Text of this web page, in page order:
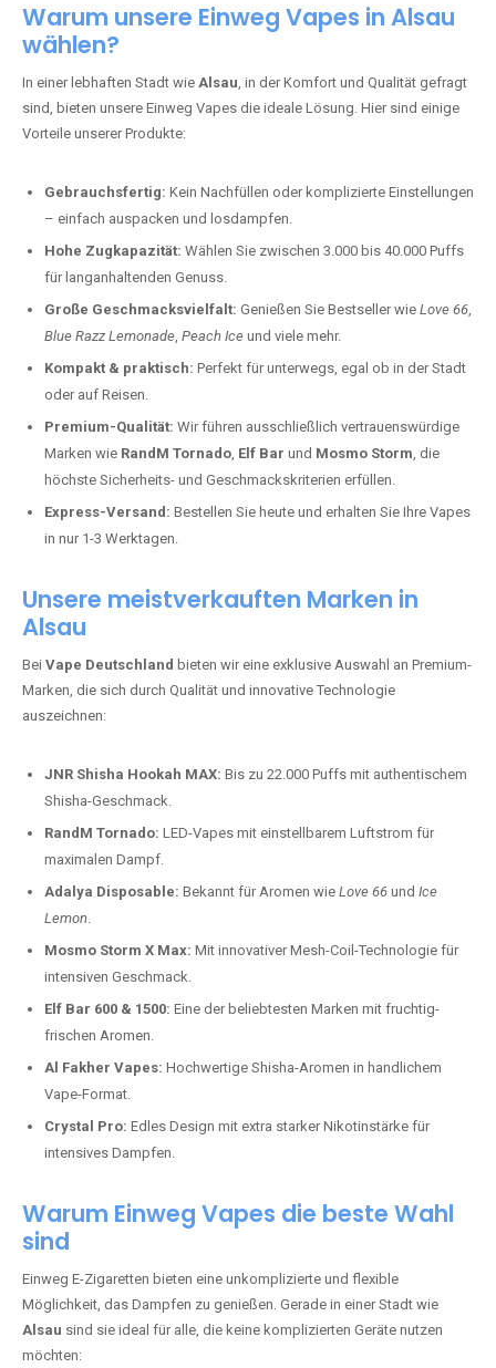
Warum unsere Einweg Vapes in Alsau
wählen?
In einer lebhaften Stadt wie Alsau, in der Komfort und Qualität gefragt
sind, bieten unsere Einweg Vapes die ideale Lösung. Hier sind einige
Vorteile unserer Produkte:
Gebrauchsfertig: Kein Nachfüllen oder komplizierte Einstellungen
– einfach auspacken und losdampfen.
Hohe Zugkapazität: Wählen Sie zwischen 3.000 bis 40.000 Puffs
für langanhaltenden Genuss.
Große Geschmacksvielfalt: Genießen Sie Bestseller wie Love 66,
Blue Razz Lemonade, Peach Ice und viele mehr.
Kompakt & praktisch: Perfekt für unterwegs, egal ob in der Stadt
oder auf Reisen.
Premium-Qualität: Wir führen ausschließlich vertrauenswürdige
Marken wie RandM Tornado, Elf Bar und Mosmo Storm, die
höchste Sicherheits- und Geschmackskriterien erfüllen.
Express-Versand: Bestellen Sie heute und erhalten Sie Ihre Vapes
in nur 1-3 Werktagen.
Unsere meistverkauften Marken in
Alsau
Bei Vape Deutschland bieten wir eine exklusive Auswahl an Premium-
Marken, die sich durch Qualität und innovative Technologie
auszeichnen:
JNR Shisha Hookah MAX: Bis zu 22.000 Puffs mit authentischem
Shisha-Geschmack.
RandM Tornado: LED-Vapes mit einstellbarem Luftstrom für
maximalen Dampf.
Adalya Disposable: Bekannt für Aromen wie Love 66 und Ice
Lemon.
Mosmo Storm X Max: Mit innovativer Mesh-Coil-Technologie für
intensiven Geschmack.
Elf Bar 600 & 1500: Eine der beliebtesten Marken mit fruchtig-
frischen Aromen.
Al Fakher Vapes: Hochwertige Shisha-Aromen in handlichem
Vape-Format.
Crystal Pro: Edles Design mit extra starker Nikotinstärke für
intensives Dampfen.
Warum Einweg Vapes die beste Wahl
sind
Einweg E-Zigaretten bieten eine unkomplizierte und flexible
Möglichkeit, das Dampfen zu genießen. Gerade in einer Stadt wie
Alsau sind sie ideal für alle, die keine komplizierten Geräte nutzen
möchten: